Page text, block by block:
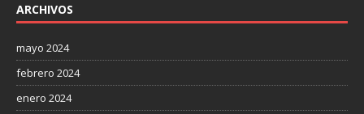
ARCHIVOS
mayo 2024
febrero 2024
enero 2024